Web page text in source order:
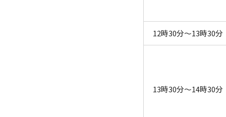
12時30分～13時30分
13時30分～14時30分